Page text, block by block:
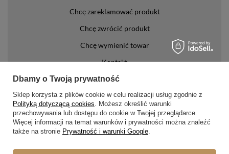
Chcę zareklamować produkt
Chcę zwrócić produkt
Chcę wymienić towar
Kontakt
Regulaminy
Regulamin
Dbamy o Twoją prywatność
Sklep korzysta z plików cookie w celu realizacji usług zgodnie z
Polityką dotyczącą cookies. Możesz określić warunki
przechowywania lub dostępu do cookie w Twojej przeglądarce.
Więcej informacji na temat warunków i prywatności można znaleźć
także na stronie Prywatność i warunki Google.